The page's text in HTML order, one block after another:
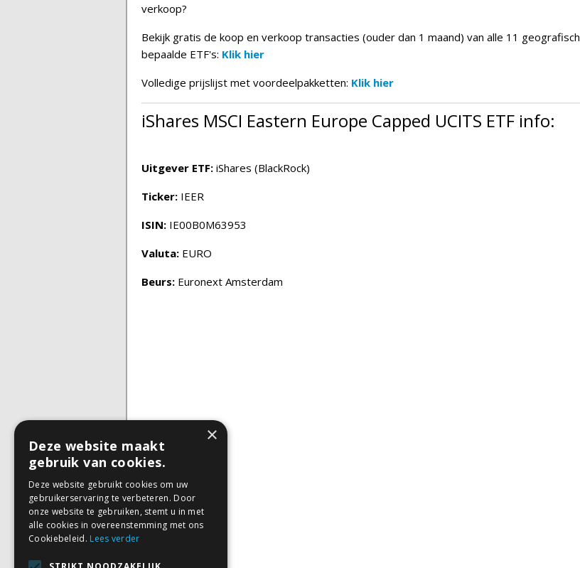
verkoop?
Bekijk gratis de koop en verkoop transacties (ouder dan 1 maand) van alle 11 geografisch
bepaalde ETF's: Klik hier
Volledige prijslijst met voordeelpakketten: Klik hier
iShares MSCI Eastern Europe Capped UCITS ETF info:
Uitgever ETF: iShares (BlackRock)
Ticker: IEER
ISIN: IE00B0M63953
Valuta: EURO
Beurs: Euronext Amsterdam
×
Deze website maakt
gebruik van cookies.
Deze website gebruikt cookies om uw
gebruikerservaring te verbeteren. Door
onze website te gebruiken, stemt u in met
alle cookies in overeenstemming met ons
Cookiebeleid. Lees verder